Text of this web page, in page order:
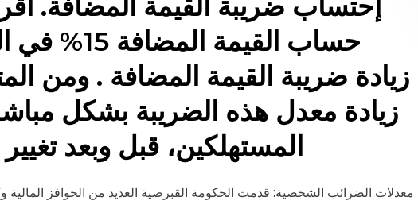
حساب القيمة
زيادة ضريبة القيمة المضافة . ومن
زيادة معدل هذه الضريبة بشكل
المستهلكين، قبل وبعد
معدلات الضرائب الشخصية: قدمت الحكومة القبرصية العديد من الحوافز